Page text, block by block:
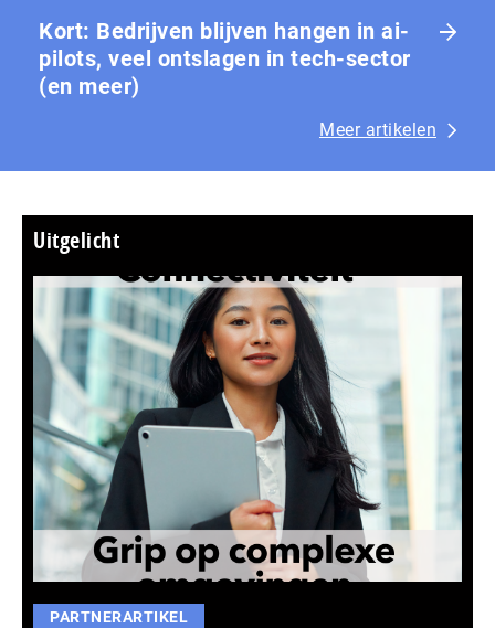
Kort: Bedrijven blijven hangen in ai-
pilots, veel ontslagen in tech-sector
(en meer)
Meer artikelen
Uitgelicht
PARTNERARTIKEL